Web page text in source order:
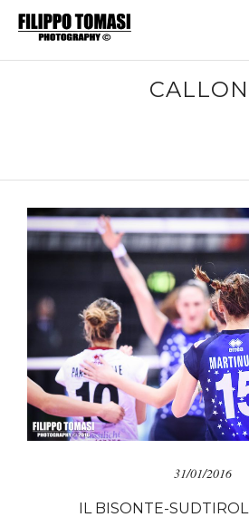
31/01/2016
IL BISONTE-